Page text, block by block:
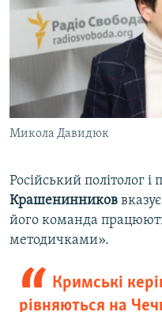
Микола Давидюк
Російський політолог і
Крашенинников
його команда
методичками».
Кримські
рівняються на